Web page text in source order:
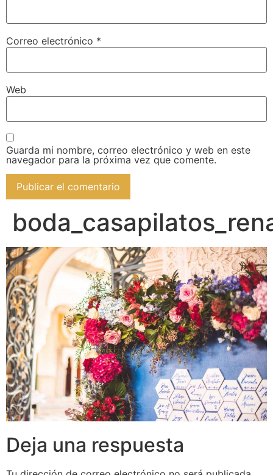
Correo electrónico *
Web
Guarda mi nombre, correo electrónico y web en este
navegador para la próxima vez que comente.
Deja una respuesta